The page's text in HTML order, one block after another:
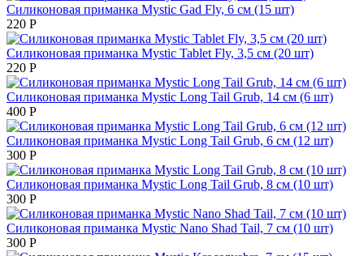
Силиконовая приманка Mystic Gad Fly, 6 см (15 шт)
220 Р
Силиконовая приманка Mystic Tablet Fly, 3,5 см (20 шт)
220 Р
Силиконовая приманка Mystic Long Tail Grub, 14 см (6 шт)
400 Р
Силиконовая приманка Mystic Long Tail Grub, 6 см (12 шт)
300 Р
Силиконовая приманка Mystic Long Tail Grub, 8 см (10 шт)
300 Р
Силиконовая приманка Mystic Nano Shad Tail, 7 см (10 шт)
300 Р